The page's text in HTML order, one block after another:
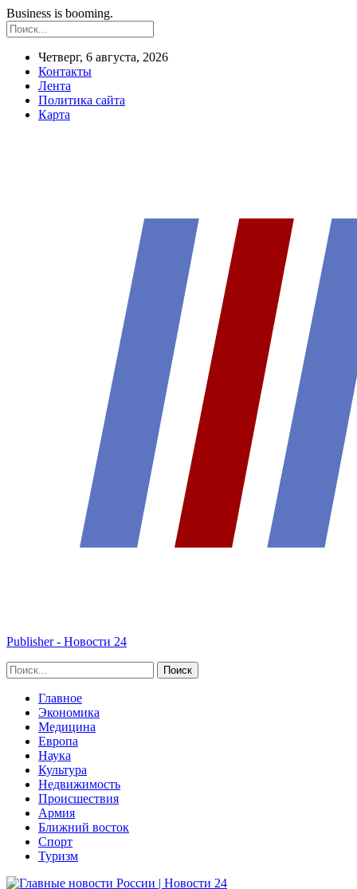
Business is booming.
Четверг, 6 августа, 2026
Контакты
Лента
Политика сайта
Карта
Publisher - Новости 24
Главное
Экономика
Медицина
Европа
Наука
Культура
Недвижимость
Происшествия
Армия
Ближний восток
Спорт
Туризм